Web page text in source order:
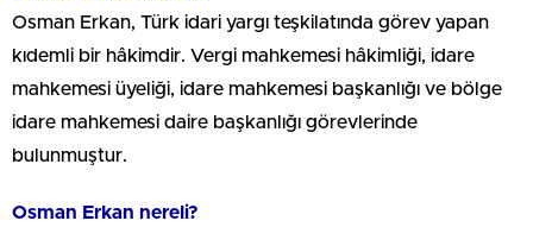
Osman Erkan, Türk idari yargı teşkilatında görev yapan
kıdemli bir hâkimdir. Vergi mahkemesi hâkimliği, idare
mahkemesi üyeliği, idare mahkemesi başkanlığı ve bölge
idare mahkemesi daire başkanlığı görevlerinde
bulunmuştur.
Osman Erkan nereli?